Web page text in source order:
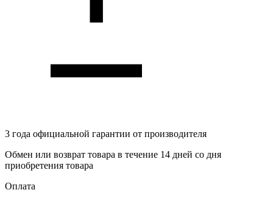
3 года официальной гарантии от производителя
Обмен или возврат товара в течение 14 дней со дня
приобретения товара
Оплата